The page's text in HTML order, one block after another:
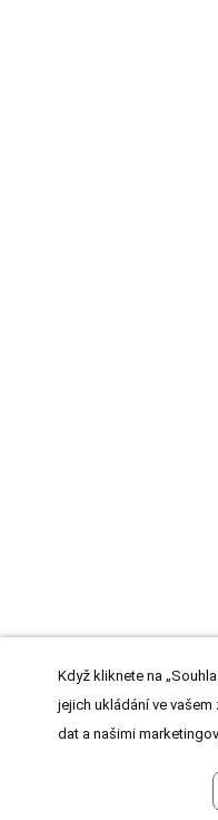
Když kliknete na
jejich ukládání ve
dat a našimi